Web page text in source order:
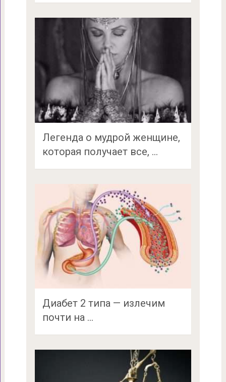
Легенда о мудрой женщине,
которая получает все, …
Диабет 2 типа — излечим
почти на …